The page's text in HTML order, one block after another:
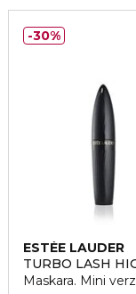
ESTÉE LAUDER
TURBO LASH
Maskara. Mini
30%